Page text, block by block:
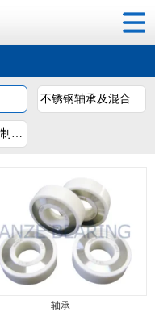
不锈钢轴承及混合轴承
各类材料非标定制定做
轴承